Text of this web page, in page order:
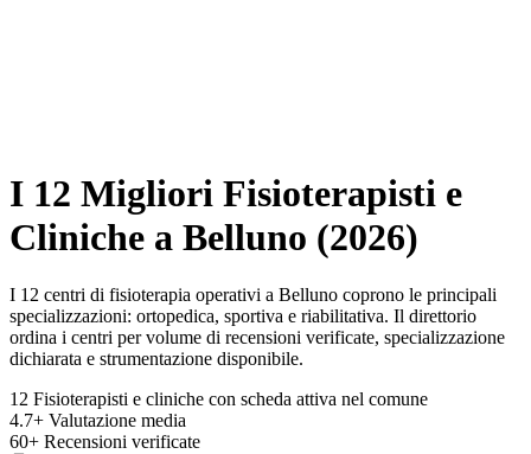
I 12 Migliori Fisioterapisti e
Cliniche a Belluno (2026)
I 12 centri di fisioterapia operativi a Belluno coprono le principali
specializzazioni: ortopedica, sportiva e riabilitativa. Il direttorio
ordina i centri per volume di recensioni verificate, specializzazione
dichiarata e strumentazione disponibile.
12 Fisioterapisti e cliniche con scheda attiva nel comune
4.7+ Valutazione media
60+ Recensioni verificate